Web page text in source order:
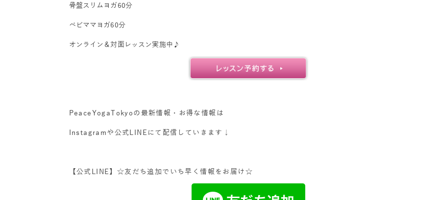
骨盤スリムヨガ60分
ベビママヨガ60分
オンライン＆対面レッスン実施中♪
PeaceYogaTokyoの最新情報・お得な情報は
Instagramや公式LINEにて配信していきます↓
【公式LINE】☆友だち追加でいち早く情報をお届け☆